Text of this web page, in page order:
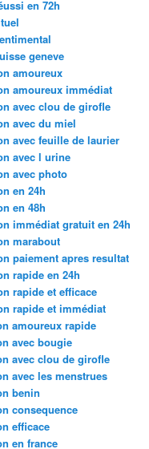
en 72h
geneve
amoureux
amoureux immédiat
avec clou de girofle
avec du miel
avec feuille de laurier
avec l urine
avec photo
en 24h
en 48h
immédiat gratuit en 24h
marabout
paiement apres resultat
rapide en 24h
rapide et efficace
rapide et immédiat
amoureux rapide
avec bougie
avec clou de girofle
avec les menstrues
benin
consequence
efficace
en france